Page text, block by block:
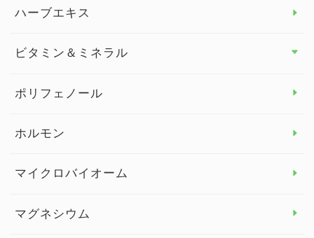
健康セミナー
ダイエット トップ
ハーブエキス
ビタミン＆ミネラル
ビタミン＆ミネラル トップ
ビタミンE
ポリフェノール
ホルモン
マイクロバイオーム
マグネシウム